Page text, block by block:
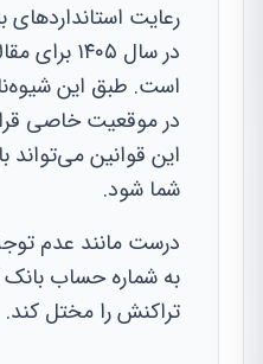
در سال
است. طبق این
در موقعیت خاصی
این قوانین می‌تواند
شما شود.
درست مانند عدم
به شماره حساب
تراکنش را مختل کند.